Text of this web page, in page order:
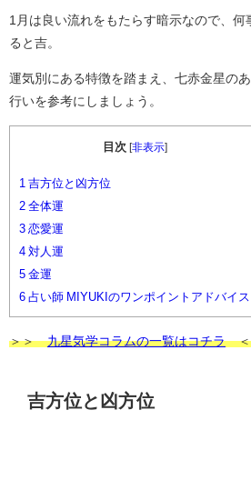
1月は良い流れをもたらす暗示なので、何
ると吉。
運気別にある特徴を踏まえ、七赤金星の
行いを参考にしましょう。
目次 非表示]
1 吉方位と凶方位
2 全体運
3 恋愛運
4 対人運
5 金運
6 占い師 MIYUKIのワンポイントアドバイス
＞＞九星気学コラムの一覧はコチラ＜
吉方位と凶方位